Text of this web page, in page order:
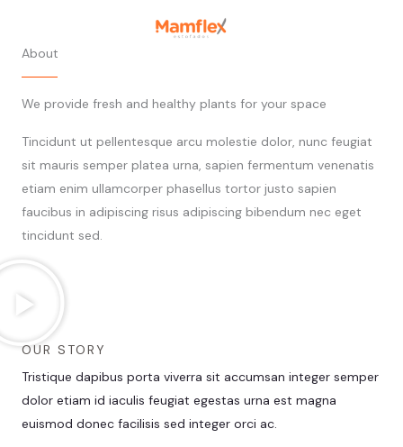
conteúdo
About
We provide fresh and healthy plants for your space
Tincidunt ut pellentesque arcu molestie dolor, nunc feugiat
sit mauris semper platea urna, sapien fermentum venenatis
etiam enim ullamcorper phasellus tortor justo sapien
faucibus in adipiscing risus adipiscing bibendum nec eget
tincidunt sed.
OUR STORY
Tristique dapibus porta viverra sit accumsan integer semper
dolor etiam id iaculis feugiat egestas urna est magna
euismod donec facilisis sed integer orci ac.